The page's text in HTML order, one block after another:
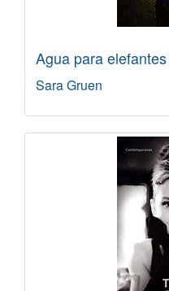
Agua para elefantes
Sara Gruen